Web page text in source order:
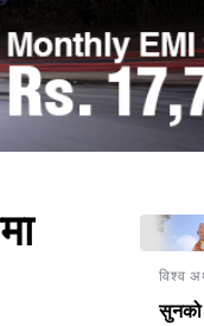
विश्व
सुनको